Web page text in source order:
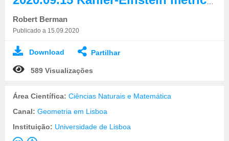
Robert Berman
Publicado a 15.09.2020
Download Partilhar
589 Visualizações
Área Científica: Ciências Naturais e Matemática
Canal: Geometria em Lisboa
Instituição: Universidade de Lisboa